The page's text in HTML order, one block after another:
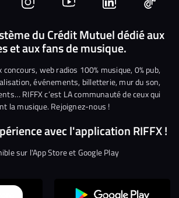
Nous
rejoindre
sur
Instagram
Nous
rejoindre
sur
YouTube
Nous
rejoindre
sur
Linkedin
Nous
du Crédit Mutuel dédié aux
et aux fans de musique.
web radios 100% musique, 0% pub,
événements, billetterie, mur du son,
RIFFX c’est LA communauté de ceux qui
la musique. Rejoignez-nous !
avec l'application RIFFX !
sur l'App Store et Google Play